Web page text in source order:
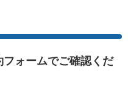
フォームでご確認くだ